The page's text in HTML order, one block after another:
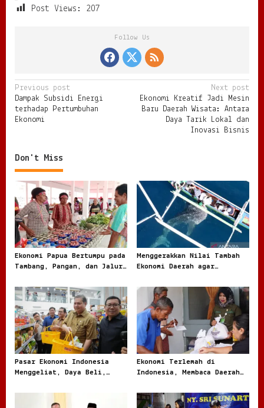
Post Views: 207
Follow Us
P
o
s
n
a
i
g
a
t
i
o
n
Previous post
Dampak Subsidi Energi
terhadap Pertumbuhan
Ekonomi
Next post
Ekonomi Kreatif Jadi Mesin
Baru Daerah Wisata: Antara
Daya Tarik Lokal dan
Inovasi Bisnis
Don't Miss
Ekonomi Papua Bertumpu pada
Tambang, Pangan, dan Jalur
Menggerakkan Nilai Tambah
Ekonomi Daerah agar
Mentah
Pasar Ekonomi Indonesia
Menggeliat, Daya Beli,
Jadi Sorotan
Ekonomi Terlemah di
Indonesia, Membaca Daerah
Realita